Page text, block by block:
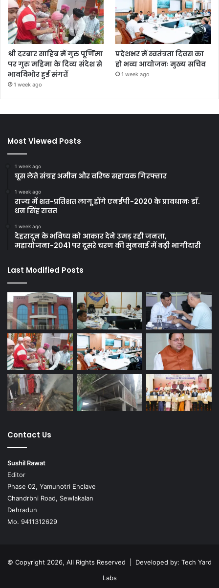
श्री दरबार साहिब में गुरु पूर्णिमा
पर गुरु महिमा के दिव्य संदेश से
भावविभोर हुई संगतें
1 week ago
प्रदेशभर में स्वतंत्रता दिवस का
हो भव्य आयोजनः मुख्य सचिव
1 week ago
Most Viewed Posts
1 week ago
घूस लेते संग्रह अमीन और वरिष्ठ सहायक गिरफ्तार
1 week ago
राज्य में शत-प्रतिशत लागू होंगे एनईपी-2020 के प्रावधानः डाॅ.
धन सिंह रावत
1 week ago
देहरादून के भविष्य को आकार देने उमड़ रही जनता,
महायोजना-2041 पर दूसरे चरण की सुनवाई में बढ़ी भागीदारी
Last Modified Posts
Contact Us
Sushil Rawat
Editor
Phase 02, Yamunotri Enclave
Chandrbni Road, Sewlakalan
Dehradun
Mo. 9411312629
© Copyright 2026, All Rights Reserved | Developed by: Tech Yard
Labs